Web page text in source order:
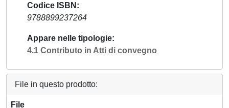
Codice ISBN
9788899237264
Appare nelle tipologie
4.1 Contributo in Atti di convegno
File in questo prodotto:
File